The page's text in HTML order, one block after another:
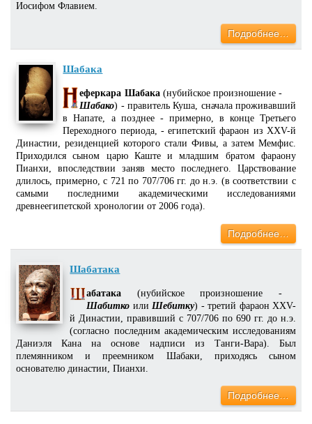
Иосифом Флавием.
Подробнее…
Шабака
еферкара Шабака(нубийское произношение -
Шабако) - правитель Куша, сначала проживавший
в Напате, а позднее - примерно, в конце Третьего
Переходного периода, - египетский фараон из XXV-й
Династии, резиденцией которого стали Фивы, а затем Мемфис.
Приходился сыном царю Каште и младшим братом фараону
Пианхи, впоследствии заняв место последнего. Царствование
длилось, примерно, с 721 по 707/706 гг. до н.э. (в соответствии с
самыми последними академическими исследованиями
древнеегипетской хронологии от 2006 года).
Подробнее…
Шабатака
абатака (нубийское произношение -
Шабитко или Шебитку) - третий фараон XXV-
й Династии, правивший с 707/706 по 690 гг. до н.э.
(согласно последним академическим исследованиям
Даниэля Кана на основе надписи из Танги-Вара). Был
племянником и преемником Шабаки, приходясь сыном
основателю династии, Пианхи.
Подробнее…